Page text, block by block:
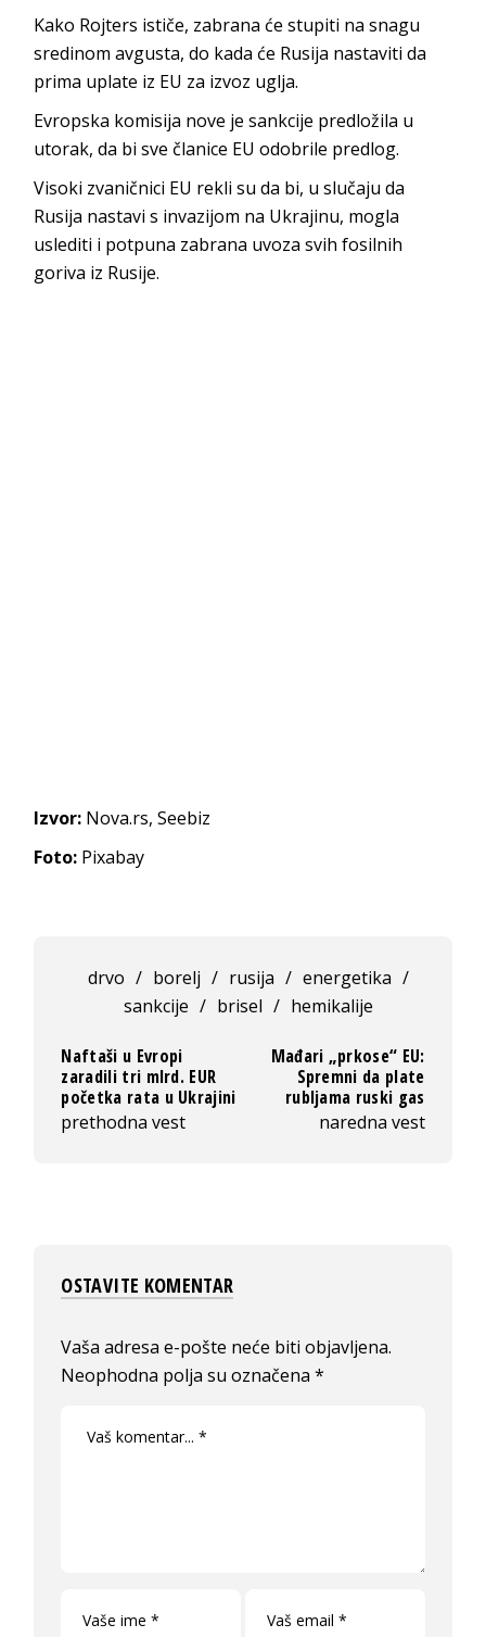
Kako Rojters ističe, zabrana će stupiti na snagu
sredinom avgusta, do kada će Rusija nastaviti da
prima uplate iz EU za izvoz uglja.
Evropska komisija nove je sankcije predložila u
utorak, da bi sve članice EU odobrile predlog.
Visoki zvaničnici EU rekli su da bi, u slučaju da
Rusija nastavi s invazijom na Ukrajinu, mogla
uslediti i potpuna zabrana uvoza svih fosilnih
goriva iz Rusije.
Izvor: Nova.rs, Seebiz
Foto: Pixabay
drvo / borelj / rusija / energetika /
sankcije / brisel / hemikalije
Naftaši u Evropi
zaradili tri mlrd. EUR
početka rata u Ukrajini
prethodna vest
Mađari „prkose“ EU:
Spremni da plate
rubljama ruski gas
naredna vest
OSTAVITE KOMENTAR
Vaša adresa e-pošte neće biti objavljena.
Neophodna polja su označena*